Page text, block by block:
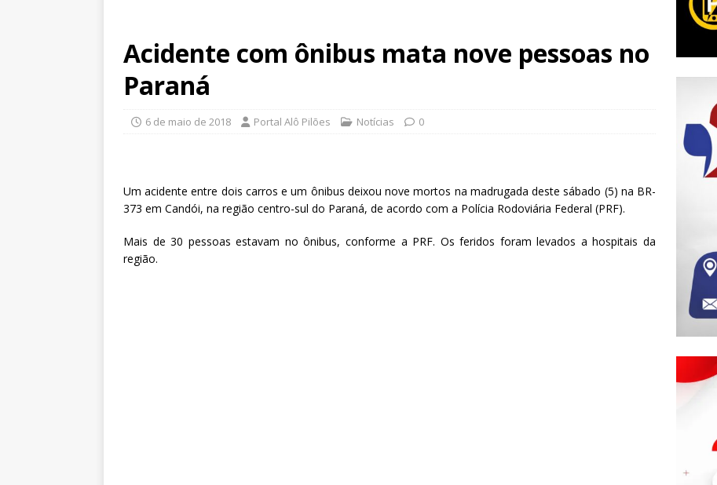
Acidente com ônibus mata nove pessoas no
Paraná
6 de maio de 2018 Portal Alô Pilões Notícias 0
Um acidente entre dois carros e um ônibus deixou nove mortos na madrugada deste sábado (5) na BR-
373 em Candói, na região centro-sul do Paraná, de acordo com a Polícia Rodoviária Federal (PRF).
Mais de 30 pessoas estavam no ônibus, conforme a PRF. Os feridos foram levados a hospitais da
região.